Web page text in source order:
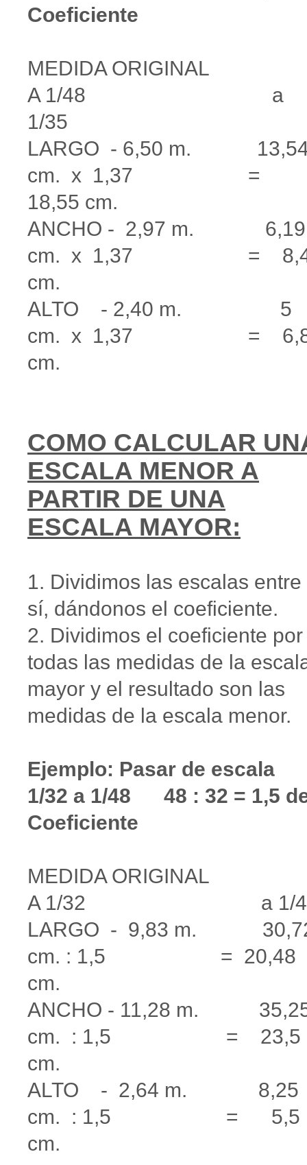
Coeficiente
MEDIDA
A 1/48 a
1/35
LARGO - 6,50 m.
cm. x 1,37 =
18,55 cm.
ANCHO - 2,97 m. 6,19
cm. x 1,37 =
cm.
ALTO - 2,40 m. 5
cm. x 1,37 =
cm.
COMO CALCULAR
ESCALA MENOR A
PARTIR DE UNA
ESCALA MAYOR:
1. Dividimos las escalas entre
sí, dándonos el coeficiente.
2. Dividimos el coeficiente por
todas las medidas de la
mayor y el resultado son las
medidas de la escala menor.
Ejemplo: Pasar de escala
1/32 a 1/48 48 : 32 = 1,5
Coeficiente
MEDIDA
A 1/32 a 1/
LARGO - 9,83 m.
cm. : 1,5 = 20,48
cm.
ANCHO - 11,28 m.
cm. : 1,5 = 23,5
cm.
ALTO - 2,64 m. 8,25
cm. : 1,5 = 5,5
cm.